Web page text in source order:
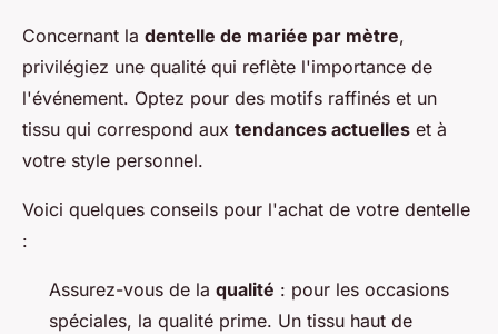
Concernant la dentelle de mariée par mètre,
privilégiez une qualité qui reflète l'importance de
l'événement. Optez pour des motifs raffinés et un
tissu qui correspond aux tendances actuelles et à
votre style personnel.
Voici quelques conseils pour l'achat de votre dentelle
:
Assurez-vous de la qualité : pour les occasions
spéciales, la qualité prime. Un tissu haut de